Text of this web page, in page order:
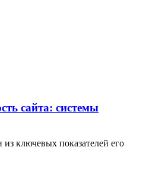
сайта: системы
ключевых показателей его